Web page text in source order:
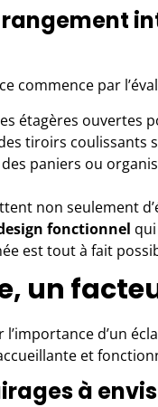
commence par
étagères ouvertes
tiroirs coulissants
des paniers ou
non seulement
fonctionnel
est tout à fait
un
l’importance d’un
et
à